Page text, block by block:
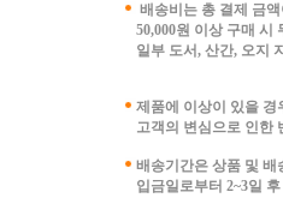
배송비는 총 결제 금액
50,000원 이상 구매 시
일부 도서, 산간, 오지
제품에 이상이 있을 경
고객의 변심으로 인한
배송기간은 상품 및 배
입금일로부터 2~3일